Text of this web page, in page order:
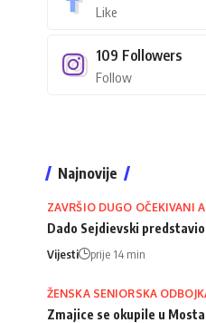
Like
109 Followers
Follow
Najnovije
ZAVRŠIO DUGO OČEKIVANI
Dado Sejdievski
Vijesti prije 14 min
ŽENSKA SENIORSKA
Zmajice se okupile u